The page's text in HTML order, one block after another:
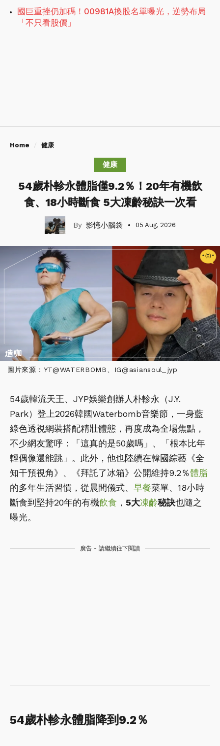
國巨重挫仍加碼！00981A換股名單曝光，逆勢布局
「不只看股價」
Home 健康
健康
54歲朴軫永體脂僅9.2％！20年有機飲
食、18小時斷食 5大凍齡秘訣一次看
影憶小腦袋 05 Aug, 2026
圖片來源：YT@WATERBOMB、IG@asiansoul_jyp
54歲韓流天王、JYP娛樂創辦人朴軫永（J.Y.
Park）登上2026韓國Waterbomb音樂節，一身藍
綠色透視網裝搭配精壯體態，再度成為全場焦點，
不少網友驚呼：「這真的是50歲嗎」、「根本比年
輕偶像還能跳」。此外，他也陸續在韓國綜藝《全
知干預視角》、《拜託了冰箱》公開維持9.2％體脂
的多年生活習慣，從晨間儀式、 早餐菜單、18小時
斷食到堅持20年的有機飲食 ， 5大凍齡秘訣也隨之
曝光。
廣告 - 請繼續往下閱讀
54歲朴軫永體脂降到9.2％